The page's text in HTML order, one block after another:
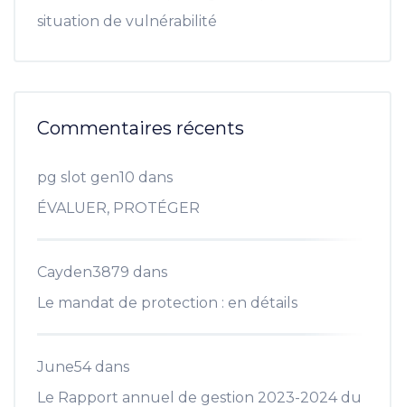
situation de vulnérabilité
Commentaires récents
pg slot gen10 dans
ÉVALUER, PROTÉGER
Cayden3879 dans
Le mandat de protection : en détails
June54dans
Le Rapport annuel de gestion 2023-2024 du